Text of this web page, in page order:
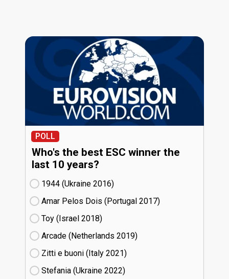
POLL
Who's the best ESC winner the
last 10 years?
1944 (Ukraine
16)
Amar Pelos Dois (Portugal
17)
Toy (Israel
18)
Arcade (Netherlands
19)
Zitti e buoni​ (Italy
21)
Stefania (Ukraine
22)